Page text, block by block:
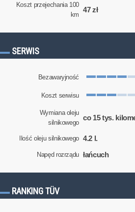
Koszt przejechania 100
km
47 zł
SERWIS
Bezawaryjność
Koszt serwisu
Wymiana oleju
silnikowego
co 15 tys.
Ilość oleju silnikowego 4.2 l.
Napęd rozrządu łańcuch
RANKING TÜV